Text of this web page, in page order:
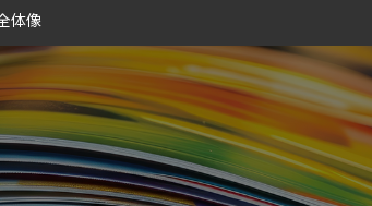
体像
実装ガイド
たランサムウェアを展開